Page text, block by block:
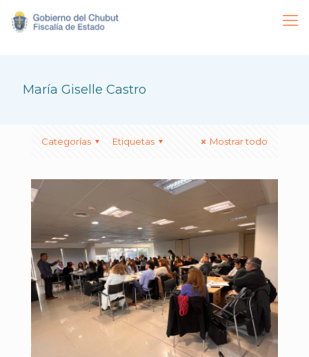
María Giselle Castro
Categorías Etiquetas Mostrar todo